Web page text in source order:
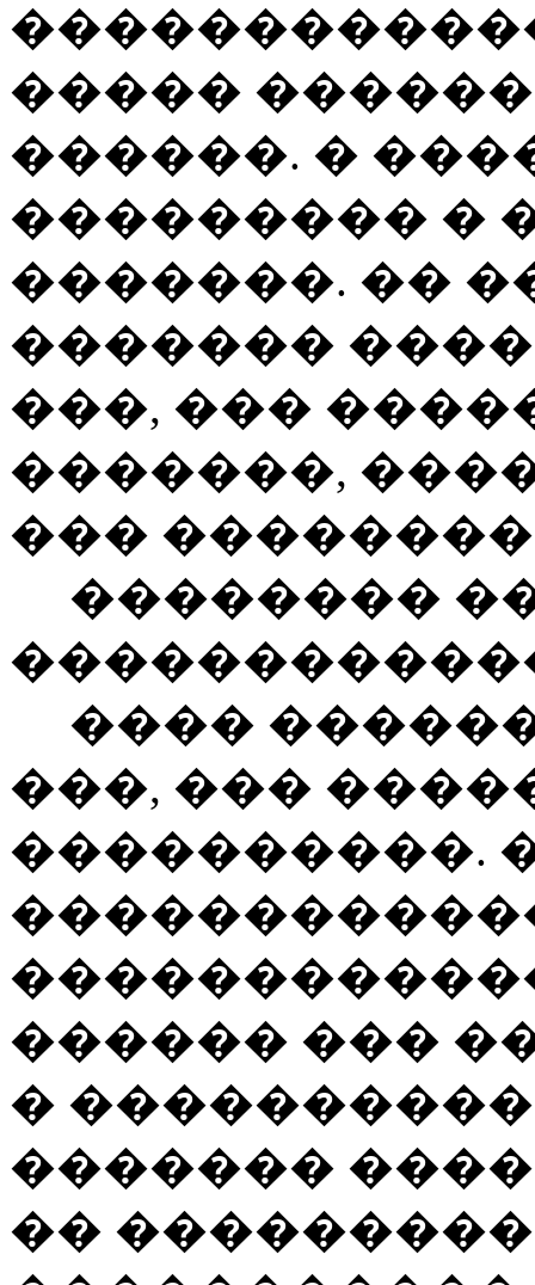
�����
������. �
��������� �
�������. ��
�������
���, ���
�������,
���
��������
����
���, ���
����������.
������ ���
�
�������
��